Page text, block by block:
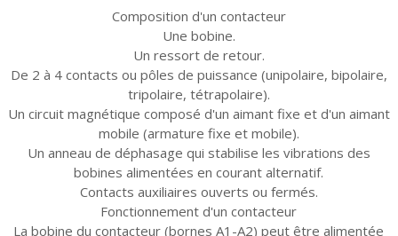
Composition d'un contacteur
Une bobine.
Un ressort de retour.
De 2 à 4 contacts ou pôles de puissance (unipolaire, bipolaire,
tripolaire, tétrapolaire).
Un circuit magnétique composé d'un aimant fixe et d'un aimant
mobile (armature fixe et mobile).
Un anneau de déphasage qui stabilise les vibrations des
bobines alimentées en courant alternatif.
Contacts auxiliaires ouverts ou fermés.
Fonctionnement d'un contacteur
La bobine du contacteur (bornes A1-A2) peut être alimentée